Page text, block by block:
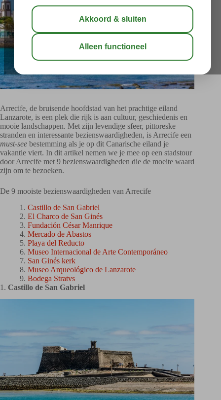
Arrecife, de bruisende hoofdstad van het prachtige eiland
Lanzarote, is een plek die rijk is aan cultuur, geschiedenis en
mooie landschappen. Met zijn levendige sfeer, pittoreske
stranden en interessante bezienswaardigheden, is Arrecife een
must-see bestemming als je op dit Canarische eiland je
vakantie viert. In dit artikel nemen we je mee op een stadstour
door Arrecife met 9 bezienswaardigheden die de moeite waard
zijn om te bezoeken.
De 9 mooiste bezienswaardigheden van Arrecife
Castillo de San Gabriel
El Charco de San Ginés
Fundación César Manrique
Mercado de Abastos
Playa del Reducto
Museo Internacional de Arte Contemporáneo
San Ginés kerk
Museo Arqueológico de Lanzarote
Bodega Stratvs
1. Castillo de San Gabriel